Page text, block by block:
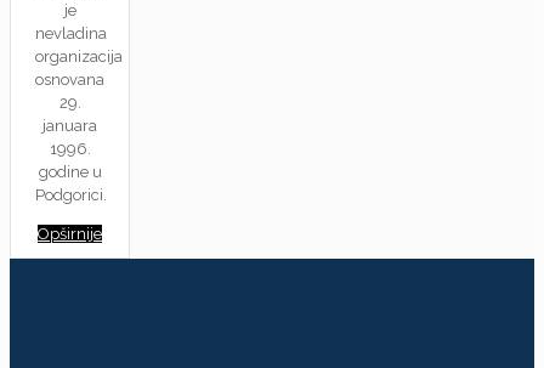
je
nevladina
organizacija
osnovana
29.
januara
1996.
godine u
Podgorici.
Opširnije